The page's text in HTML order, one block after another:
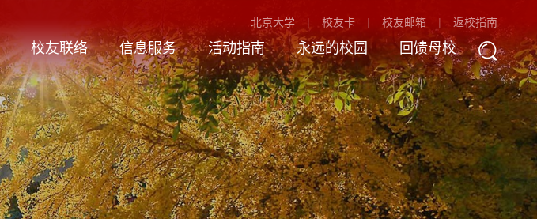
北京大学 校友卡 校友邮箱 返校指南
校友联络 信息服务 活动指南 永远的校园 回馈母校